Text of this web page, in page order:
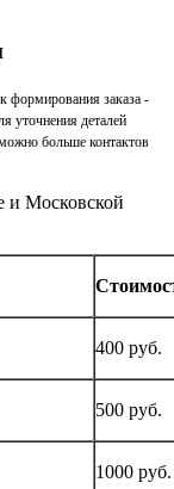
формирования заказа -
уточнения деталей
больше контактов
и Московской
400 руб.
500 руб.
1000 руб.